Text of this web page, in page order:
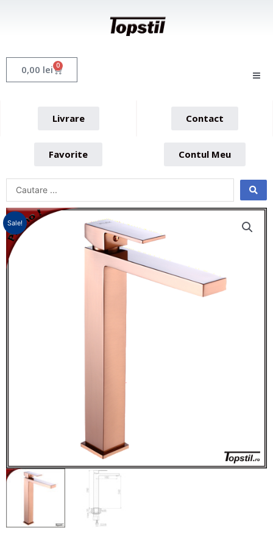
0,00 lei 0 Cart
Livrare Contact
Favorite Contul Meu
Sale!